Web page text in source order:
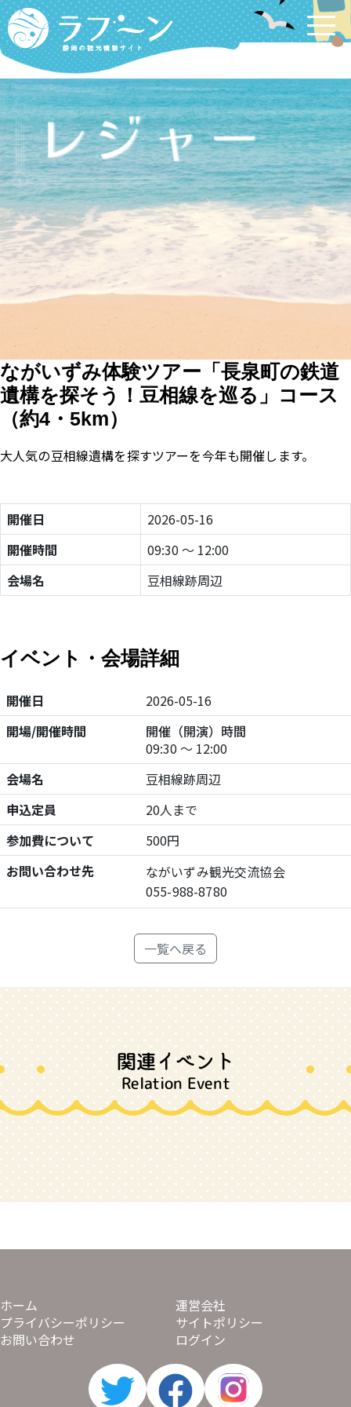
Labooon
ながいずみ体験ツアー「長泉町の鉄道
遺構を探そう！豆相線を巡る」コース
（約4・5km）
大人気の豆相線遺構を探すツアーを今年も開催します。
開催日
2026-05-16
開催時間
09:30 ～ 12:00
会場名
豆相線跡周辺
イベント・会場詳細
開催日
2026-05-16
開場/開催時間
開催（開演）時間
09:30 ～ 12:00
会場名
豆相線跡周辺
申込定員
20人まで
参加費について
500円
お問い合わせ先
ながいずみ観光交流協会
055-988-8780
一覧へ戻る
関連イベント
Relation Event
ホーム
運営会社
プライバシーポリシー
サイトポリシー
お問い合わせ
ログイン